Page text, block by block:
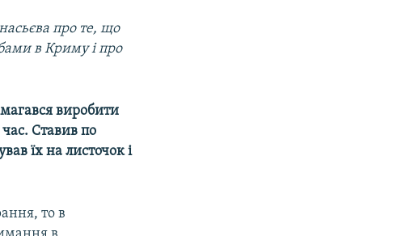
про те, що
в Криму і про
виробити
Ставив по
їх на листочок і
то в